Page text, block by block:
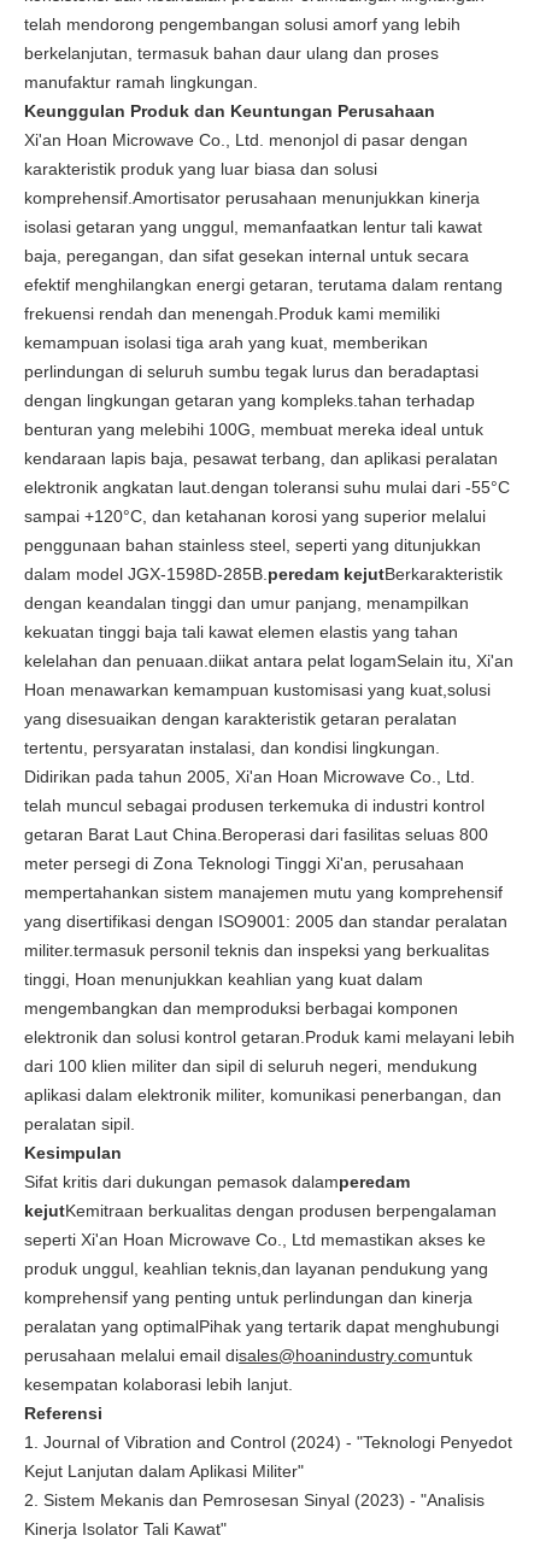
telah mendorong pengembangan solusi amorf yang lebih
berkelanjutan, termasuk bahan daur ulang dan proses
manufaktur ramah lingkungan.
Keunggulan Produk dan Keuntungan Perusahaan
Xi'an Hoan Microwave Co., Ltd. menonjol di pasar dengan
karakteristik produk yang luar biasa dan solusi
komprehensif.Amortisator perusahaan menunjukkan kinerja
isolasi getaran yang unggul, memanfaatkan lentur tali kawat
baja, peregangan, dan sifat gesekan internal untuk secara
efektif menghilangkan energi getaran, terutama dalam rentang
frekuensi rendah dan menengah.Produk kami memiliki
kemampuan isolasi tiga arah yang kuat, memberikan
perlindungan di seluruh sumbu tegak lurus dan beradaptasi
dengan lingkungan getaran yang kompleks.tahan terhadap
benturan yang melebihi 100G, membuat mereka ideal untuk
kendaraan lapis baja, pesawat terbang, dan aplikasi peralatan
elektronik angkatan laut.dengan toleransi suhu mulai dari -55°C
sampai +120°C, dan ketahanan korosi yang superior melalui
penggunaan bahan stainless steel, seperti yang ditunjukkan
dalam model JGX-1598D-285B. peredam kejutBerkarakteristik
dengan keandalan tinggi dan umur panjang, menampilkan
kekuatan tinggi baja tali kawat elemen elastis yang tahan
kelelahan dan penuaan.diikat antara pelat logamSelain itu, Xi'an
Hoan menawarkan kemampuan kustomisasi yang kuat,solusi
yang disesuaikan dengan karakteristik getaran peralatan
tertentu, persyaratan instalasi, dan kondisi lingkungan.
Didirikan pada tahun 2005, Xi'an Hoan Microwave Co., Ltd.
telah muncul sebagai produsen terkemuka di industri kontrol
getaran Barat Laut China.Beroperasi dari fasilitas seluas 800
meter persegi di Zona Teknologi Tinggi Xi'an, perusahaan
mempertahankan sistem manajemen mutu yang komprehensif
yang disertifikasi dengan ISO9001: 2005 dan standar peralatan
militer.termasuk personil teknis dan inspeksi yang berkualitas
tinggi, Hoan menunjukkan keahlian yang kuat dalam
mengembangkan dan memproduksi berbagai komponen
elektronik dan solusi kontrol getaran.Produk kami melayani lebih
dari 100 klien militer dan sipil di seluruh negeri, mendukung
aplikasi dalam elektronik militer, komunikasi penerbangan, dan
peralatan sipil.
Kesimpulan
Sifat kritis dari dukungan pemasok dalamperedam
kejutKemitraan berkualitas dengan produsen berpengalaman
seperti Xi'an Hoan Microwave Co., Ltd memastikan akses ke
produk unggul, keahlian teknis,dan layanan pendukung yang
komprehensif yang penting untuk perlindungan dan kinerja
peralatan yang optimalPihak yang tertarik dapat menghubungi
perusahaan melalui email disales@hoanindustry.comuntuk
kesempatan kolaborasi lebih lanjut.
Referensi
1. Journal of Vibration and Control (2024) - "Teknologi Penyedot
Kejut Lanjutan dalam Aplikasi Militer"
2. Sistem Mekanis dan Pemrosesan Sinyal (2023) - "Analisis
Kinerja Isolator Tali Kawat"